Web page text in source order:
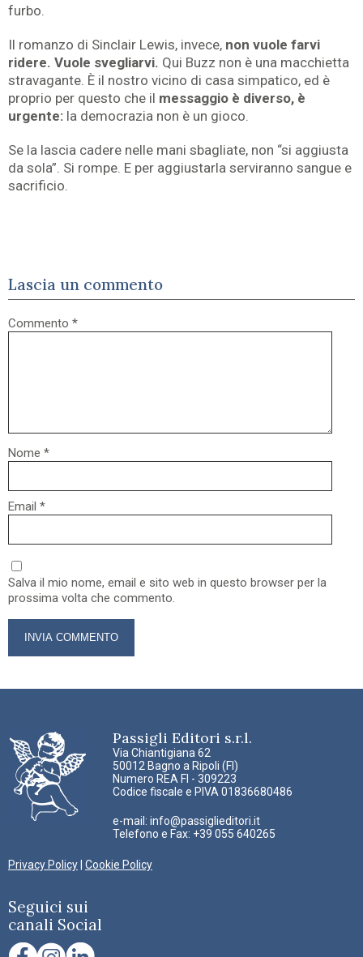
furbo.
Il romanzo di Sinclair Lewis, invece, non vuole farvi
ridere. Vuole svegliarvi. Qui Buzz non è una macchietta
stravagante. È il nostro vicino di casa simpatico, ed è
proprio per questo che il messaggio è diverso, è
urgente: la democrazia non è un gioco.
Se la lascia cadere nelle mani sbagliate, non “si aggiusta
da sola”. Si rompe. E per aggiustarla serviranno sangue e
sacrificio.
Lascia un commento
Commento *
Nome *
Email *
Salva il mio nome, email e sito web in questo browser per la
prossima volta che commento.
Passigli Editori s.r.l.
Via Chiantigiana 62
50012 Bagno a Ripoli (FI)
Numero REA FI - 309223
Codice fiscale e PIVA 01836680486
e-mail: info@passiglieditori.it
Telefono e Fax: +39 055 640265
Privacy Policy Cookie Policy
Seguici sui
canali Social